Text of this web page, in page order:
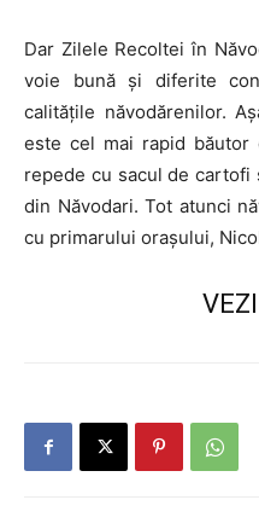
Dar Zilele Recoltei în
voie bună şi diferite
calităţile năvodărenilor.
este cel mai rapid
repede cu sacul de
din Năvodari. Tot atunci
cu primarului oraşului,